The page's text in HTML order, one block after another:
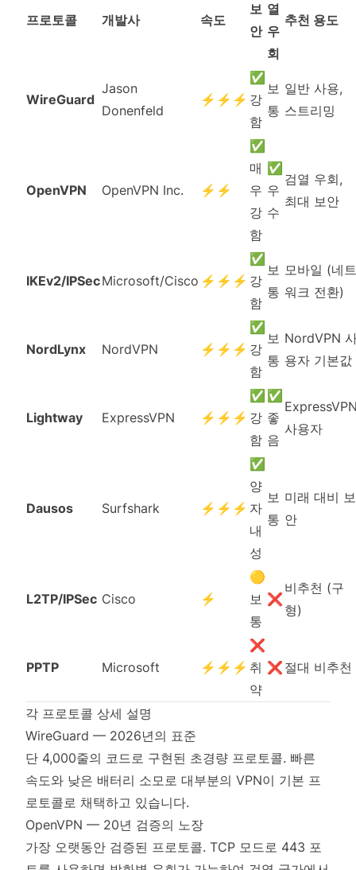
프로토콜 개발사 속도
보
안
열
우
회
추천 용도
WireGuard
Jason
Donenfeld
⚡⚡⚡
✅
강
함
보
통
일반 사용,
스트리밍
OpenVPN OpenVPN Inc. ⚡⚡
✅
매
우
강
함
✅
우
수
검열 우회,
최대 보안
IKEv2/IPSecMicrosoft/Cisco ⚡⚡⚡
✅
강
함
보
통
모바일 (네트
워크 전환)
NordLynx NordVPN ⚡⚡⚡
✅
강
함
보
통
NordVPN
용자 기본값
Lightway ExpressVPN ⚡⚡⚡
✅
강
함
✅
좋
음
사용자
Dausos Surfshark ⚡⚡⚡
✅
양
자
내
성
보
통
미래 대비 보
안
L2TP/IPSec Cisco ⚡
🟡
보
통
❌
비추천 (구
형)
PPTP Microsoft ⚡⚡⚡
❌
취
약
❌ 절대 비추천
각 프로토콜 상세 설명
WireGuard — 2026년의 표준
단 4,000줄의 코드로 구현된 초경량 프로토콜. 빠른
속도와 낮은 배터리 소모로 대부분의 VPN이 기본 프
로토콜로 채택하고 있습니다.
OpenVPN — 20년 검증의 노장
가장 오랫동안 검증된 프로토콜. TCP 모드로 443 포